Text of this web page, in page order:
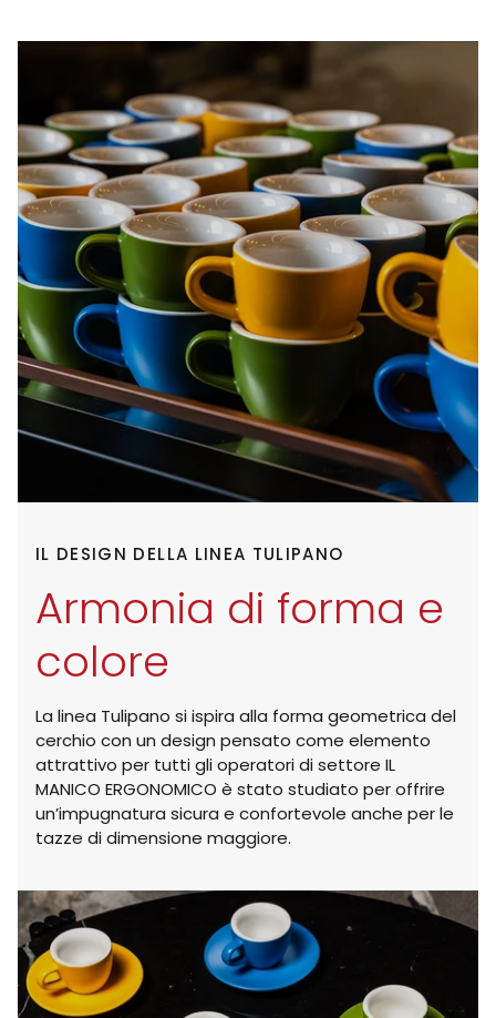
IL DESIGN DELLA LINEA TULIPANO
Armonia di forma e
colore
La linea Tulipano si ispira alla forma geometrica del
cerchio con un design pensato come elemento
attrattivo per tutti gli operatori di settore IL
MANICO ERGONOMICO è stato studiato per offrire
un’impugnatura sicura e confortevole anche per le
tazze di dimensione maggiore.